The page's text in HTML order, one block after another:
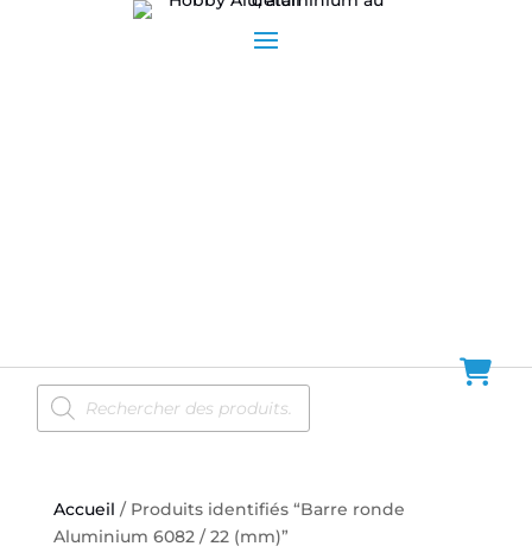
Recherche
de
produits
Accueil / Produits identifiés “Barre ronde
Aluminium 6082 / 22 (mm)”